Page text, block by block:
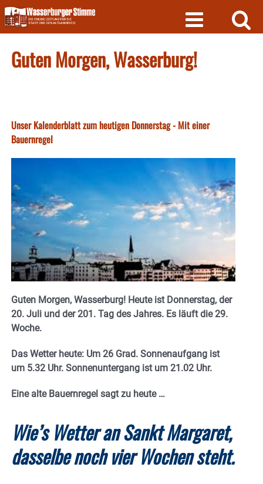
Skip
to
content
Guten Morgen, Wasserburg!
Unser Kalenderblatt zum heutigen Donnerstag - Mit einer
Bauernregel
Guten Morgen, Wasserburg! Heute ist Donnerstag, der
20. Juli und der 201. Tag des Jahres. Es läuft die 29.
Woche.
Das Wetter heute: Um 26 Grad. Sonnenaufgang ist
um 5.32 Uhr. Sonnenuntergang ist um 21.02 Uhr.
Eine alte Bauernregel sagt zu heute …
Wie’s Wetter an Sankt Margaret,
dasselbe noch vier Wochen steht.